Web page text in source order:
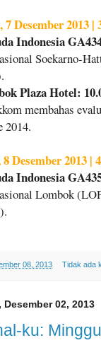
7 Desember 2013 |
Indonesia
Soekarno-
Plaza Hotel:
membahas
2014.
Desember 2013 |
Indonesia
Lombok
08, 2013 Tidak ada
Desember 02, 2013
ku: